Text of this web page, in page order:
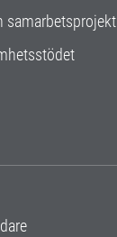
samarbetsprojekt